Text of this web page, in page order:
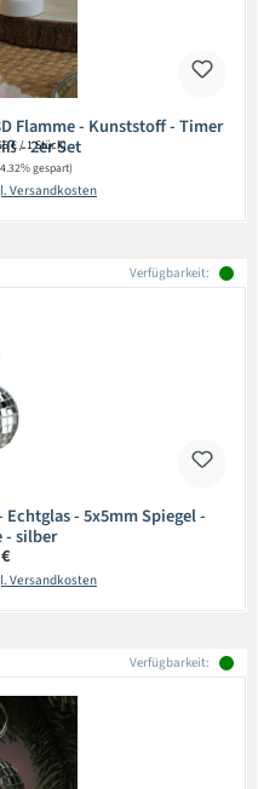
Flamme - Kunststoff - Timer
- 2er Set
€ / 1 Stück)
Preis: gespart)
Versandkosten
Verfügbarkeit:
- 5x5mm Spiegel -
- silber
Preis:
Versandkosten
Verfügbarkeit: